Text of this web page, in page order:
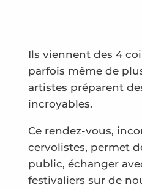
Ils viennent des 4
parfois même de
artistes préparent
incroyables.
Ce rendez-vous,
cervolistes, permet
public, échanger
festivaliers sur de